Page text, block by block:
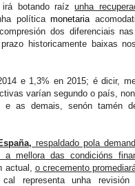
irá botando raízunha
políticamonetaria
dos diferenciais
historicamente baixas
e 1,3% en 2015; é dicir,
varían segundo o país,
e as demais, senón tamén
respaldado pola
a mellora das condicións
actual, o crecemento
representa unha